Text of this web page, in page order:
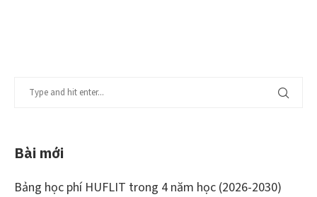
Bài mới
Bảng học phí HUFLIT trong 4 năm học (2026-2030)